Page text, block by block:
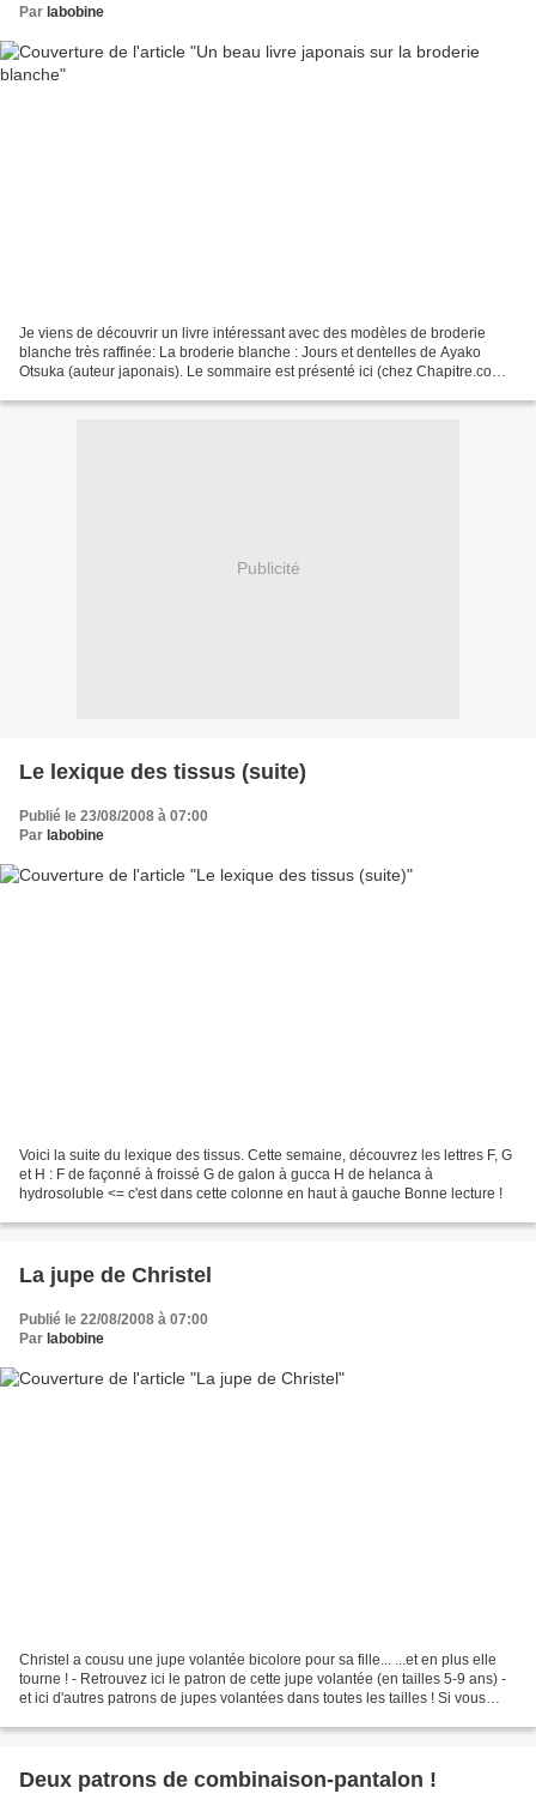
Par labobine
Je viens de découvrir un livre intéressant avec des modèles de broderie
blanche très raffinée: La broderie blanche : Jours et dentelles de Ayako
Otsuka (auteur japonais). Le sommaire est présenté ici (chez Chapitre.com).
Publicité
Le lexique des tissus (suite)
Publié le 23/08/2008 à 07:00
Par labobine
Voici la suite du lexique des tissus. Cette semaine, découvrez les lettres F, G
et H : F de façonné à froissé G de galon à gucca H de helanca à
hydrosoluble <= c'est dans cette colonne en haut à gauche Bonne lecture !
La jupe de Christel
Publié le 22/08/2008 à 07:00
Par labobine
Christel a cousu une jupe volantée bicolore pour sa fille... ...et en plus elle
tourne ! - Retrouvez ici le patron de cette jupe volantée (en tailles 5-9 ans) -
et ici d'autres patrons de jupes volantées dans toutes les tailles ! Si vous
Deux patrons de combinaison-pantalon !